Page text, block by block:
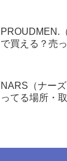
PROUDMEN.
で買える？売
NARS（ナー
ってる場所・